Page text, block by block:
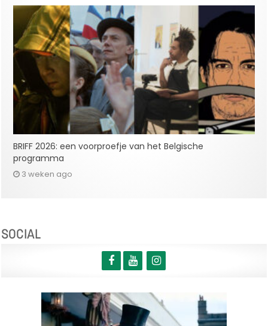
BRIFF 2026: een voorproefje van het Belgische
programma
3 weken ago
SOCIAL